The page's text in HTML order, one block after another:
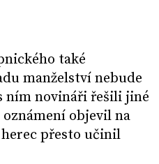
také
manželství nebude
ním novináři řešili jiné
objevil na
přesto učinil